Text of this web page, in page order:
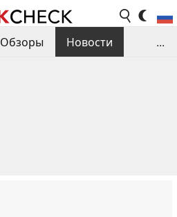
Обзоры
Новости
...